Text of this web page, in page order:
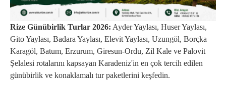
Rize Günübirlik Turlar 2026: Ayder Yaylası, Huser Yaylası,
Gito Yaylası, Badara Yaylası, Elevit Yaylası, Uzungöl, Borçka
Karagöl, Batum, Erzurum, Giresun-Ordu, Zil Kale ve Palovit
Şelalesi rotalarını kapsayan Karadeniz'in en çok tercih edilen
günübirlik ve konaklamalı tur paketlerini keşfedin.